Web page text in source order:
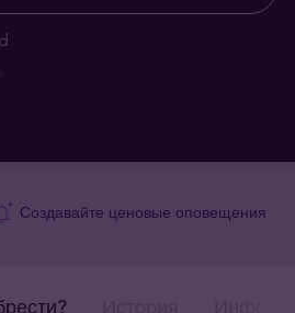
Создавайте ценовые оповещения